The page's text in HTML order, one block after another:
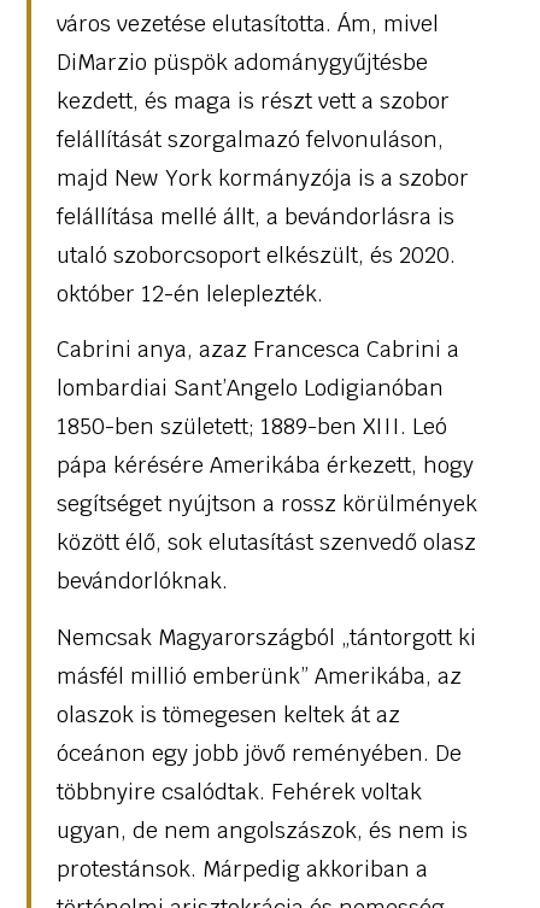
város vezetése elutasította. Ám, mivel
DiMarzio püspök adománygyűjtésbe
kezdett, és maga is részt vett a szobor
felállítását szorgalmazó felvonuláson,
majd New York kormányzója is a szobor
felállítása mellé állt, a bevándorlásra is
utaló szoborcsoport elkészült, és 2020.
október 12-én leleplezték.
Cabrini anya, azaz Francesca Cabrini a
lombardiai Sant’Angelo Lodigianóban
1850-ben született; 1889-ben XIII. Leó
pápa kérésére Amerikába érkezett, hogy
segítséget nyújtson a rossz körülmények
között élő, sok elutasítást szenvedő olasz
bevándorlóknak.
Nemcsak Magyarországból „tántorgott ki
másfél millió emberünk” Amerikába, az
olaszok is tömegesen keltek át az
óceánon egy jobb jövő reményében. De
többnyire csalódtak. Fehérek voltak
ugyan, de nem angolszászok, és nem is
protestánsok. Márpedig akkoriban a